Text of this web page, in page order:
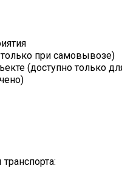
только при самовывозе)
(доступно только